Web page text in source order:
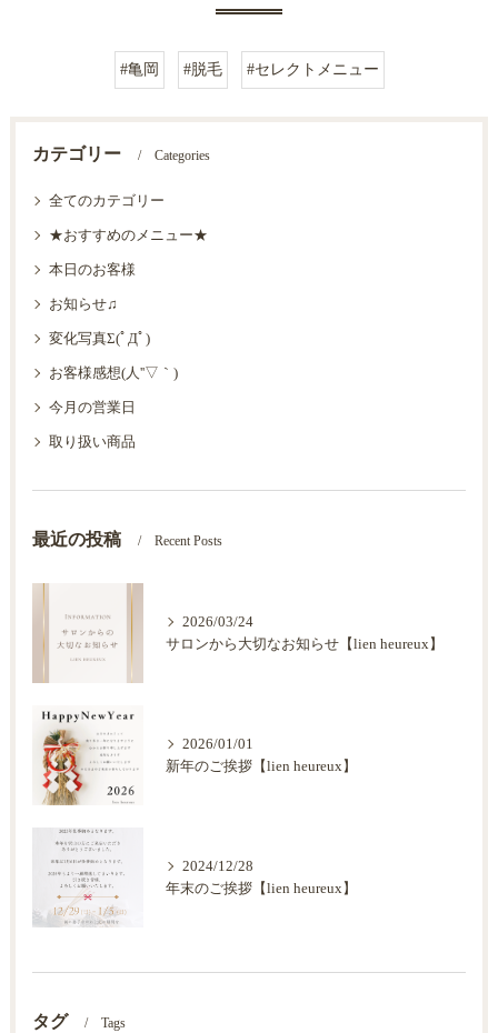
#亀岡 #脱毛 #セレクトメニュー
カテゴリー Categories
全てのカテゴリー
★おすすめのメニュー★
本日のお客様
お知らせ♫
変化写真Σ(ﾟДﾟ)
お客様感想(人''▽｀)
今月の営業日
取り扱い商品
最近の投稿 Recent Posts
2026/03/24
サロンから大切なお知らせ【lien heureux】
2026/01/01
新年のご挨拶【lien heureux】
2024/12/28
年末のご挨拶【lien heureux】
タグ Tags